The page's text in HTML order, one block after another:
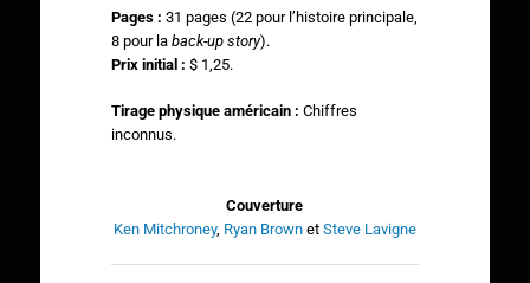
Pages : 31 pages (22 pour l’histoire principale,
8 pour la back-up story).
Prix initial : $ 1,25.
Tirage physique américain : Chiffres
inconnus.
Couverture
Ken Mitchroney, Ryan Brownet Steve Lavigne